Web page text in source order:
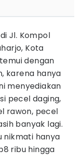
Jl. Kompol
Kota
dengan
karena hanya
menyediakan
pecel daging,
rawon, pecel
banyak lagi.
nikmati hanya
ribu hingga